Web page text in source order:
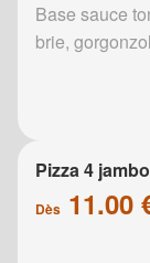
Base sauce
brie,
Pizza 4
Dès 11.00